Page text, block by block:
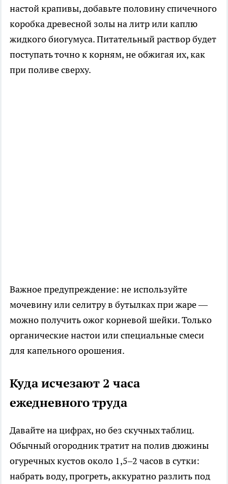
настой крапивы, добавьте половину спичечного
коробка древесной золы на литр или каплю
жидкого биогумуса. Питательный раствор будет
поступать точно к корням, не обжигая их, как
при поливе сверху.
Важное предупреждение: не используйте
мочевину или селитру в бутылках при жаре —
можно получить ожог корневой шейки. Только
органические настои или специальные смеси
для капельного орошения.
Куда исчезают 2 часа
ежедневного труда
Давайте на цифрах, но без скучных таблиц.
Обычный огородник тратит на полив дюжины
огуречных кустов около 1,5–2 часов в сутки:
набрать воду, прогреть, аккуратно разлить под